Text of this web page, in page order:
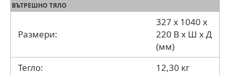
ВЪТРЕШНО ТЯЛО
Размери:
327 x 1040 x
220 В x Ш x Д
(мм)
Тегло:
12,30 кг